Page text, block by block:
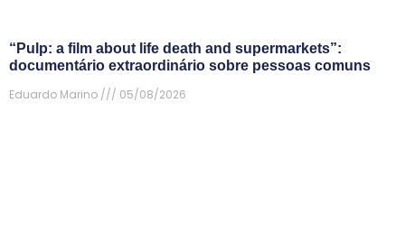
“Pulp: a film about life death and supermarkets”:
documentário extraordinário sobre pessoas comuns
Eduardo Marino
05/08/2026